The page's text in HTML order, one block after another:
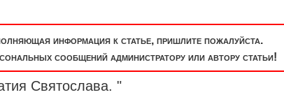
информация к статье, пришлите пожалуйста.
сообщений администратору или автору статьи!
Святослава. "